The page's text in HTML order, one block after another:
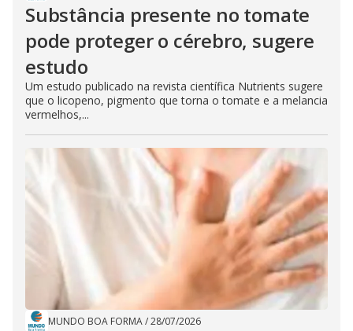
Substância presente no tomate
pode proteger o cérebro, sugere
estudo
Um estudo publicado na revista científica Nutrients sugere
que o licopeno, pigmento que torna o tomate e a melancia
vermelhos,...
MUNDO BOA FORMA/28/07/2026